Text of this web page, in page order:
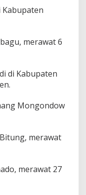
Kabupaten
merawat 6
di Kabupaten
Mongondow
merawat
merawat 27